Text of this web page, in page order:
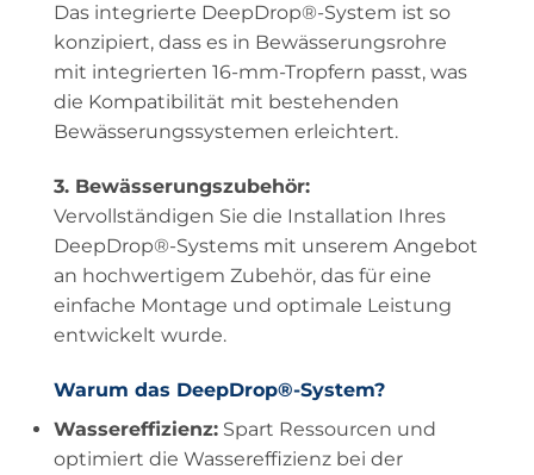
Das integrierte DeepDrop®-System ist so
konzipiert, dass es in Bewässerungsrohre
mit integrierten 16-mm-Tropfern passt, was
die Kompatibilität mit bestehenden
Bewässerungssystemen erleichtert.
3. Bewässerungszubehör:
Vervollständigen Sie die Installation Ihres
DeepDrop®-Systems mit unserem Angebot
an hochwertigem Zubehör, das für eine
einfache Montage und optimale Leistung
entwickelt wurde.
Warum das DeepDrop®-System?
Wassereffizienz: Spart Ressourcen und
optimiert die Wassereffizienz bei der